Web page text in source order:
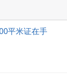
平米证在手